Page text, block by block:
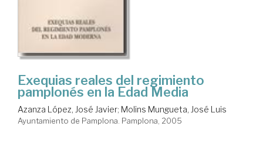
Exequias reales del regimiento
pamplonés en la Edad Media
Azanza López, José Javier; Molins Mungueta, José Luis
Ayuntamiento de Pamplona. Pamplona, 2005